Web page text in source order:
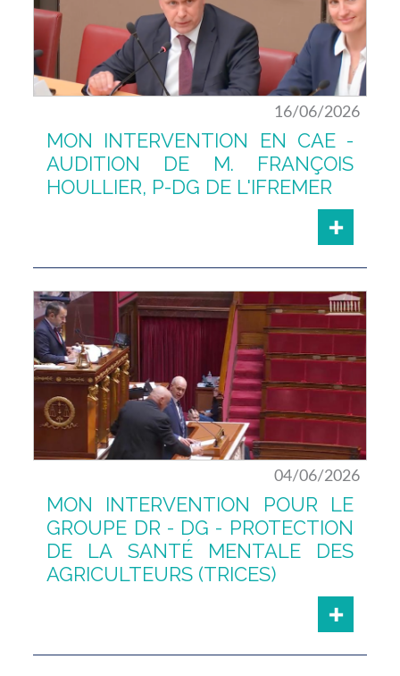
16/06/2026
MON INTERVENTION EN CAE -
AUDITION DE M. FRANÇOIS
HOULLIER, P-DG DE L'IFREMER
04/06/2026
MON INTERVENTION POUR LE
GROUPE DR - DG - PROTECTION
DE LA SANTÉ MENTALE DES
AGRICULTEURS (TRICES)